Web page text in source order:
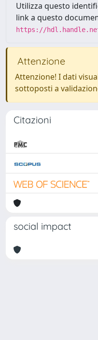
Utilizza questo
link a questo
https://
Attenzione
Attenzione! I dati
sottoposti a
Citazioni
social impact